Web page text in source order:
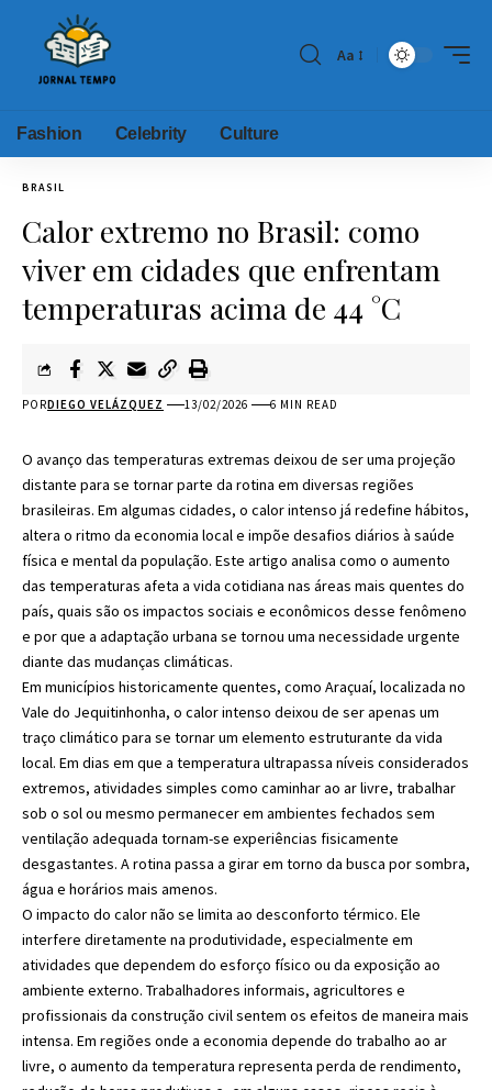
Aa
Fashion Celebrity Culture
BRASIL
Calor extremo no Brasil: como
viver em cidades que enfrentam
temperaturas acima de 44 °C
PORDIEGO VELÁZQUEZ 13/02/2026 6 MIN READ
O avanço das temperaturas extremas deixou de ser uma projeção
distante para se tornar parte da rotina em diversas regiões
brasileiras. Em algumas cidades, o calor intenso já redefine hábitos,
altera o ritmo da economia local e impõe desafios diários à saúde
física e mental da população. Este artigo analisa como o aumento
das temperaturas afeta a vida cotidiana nas áreas mais quentes do
país, quais são os impactos sociais e econômicos desse fenômeno
e por que a adaptação urbana se tornou uma necessidade urgente
diante das mudanças climáticas.
Em municípios historicamente quentes, como Araçuaí, localizada no
Vale do Jequitinhonha, o calor intenso deixou de ser apenas um
traço climático para se tornar um elemento estruturante da vida
local. Em dias em que a temperatura ultrapassa níveis considerados
extremos, atividades simples como caminhar ao ar livre, trabalhar
sob o sol ou mesmo permanecer em ambientes fechados sem
ventilação adequada tornam-se experiências fisicamente
desgastantes. A rotina passa a girar em torno da busca por sombra,
água e horários mais amenos.
O impacto do calor não se limita ao desconforto térmico. Ele
interfere diretamente na produtividade, especialmente em
atividades que dependem do esforço físico ou da exposição ao
ambiente externo. Trabalhadores informais, agricultores e
profissionais da construção civil sentem os efeitos de maneira mais
intensa. Em regiões onde a economia depende do trabalho ao ar
livre, o aumento da temperatura representa perda de rendimento,